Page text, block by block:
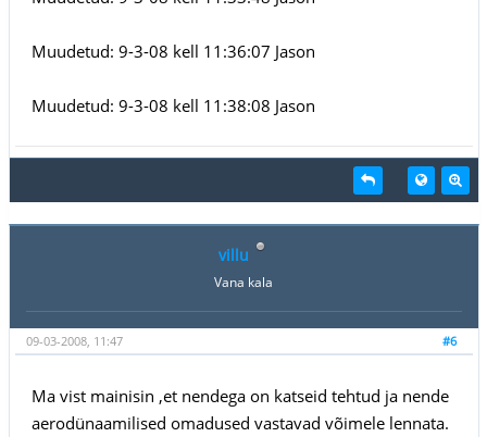
Muudetud: 9-3-08 kell 11:36:07 Jason
Muudetud: 9-3-08 kell 11:38:08 Jason
villu
Vana kala
#6
09-03-2008, 11:47
Ma vist mainisin ,et nendega on katseid tehtud ja nende
aerodünaamilised omadused vastavad võimele lennata.